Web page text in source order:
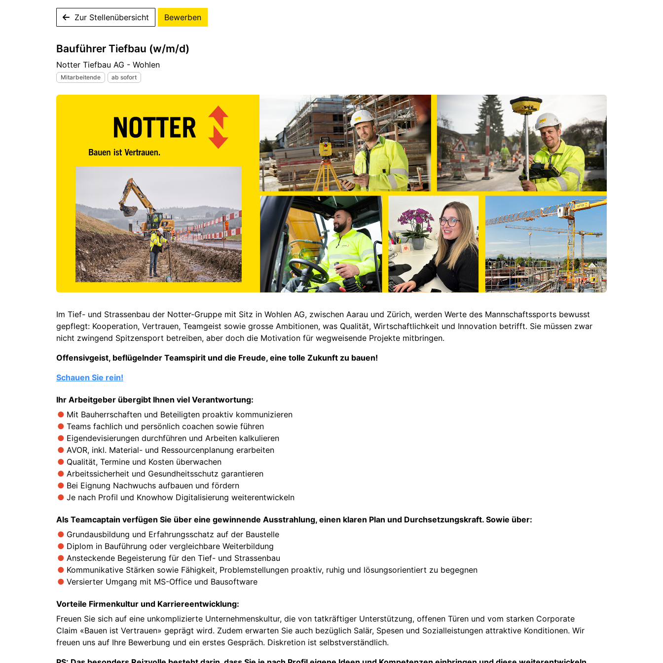
Zur Stellenübersicht Bewerben
Bauführer Tiefbau (w/m/d)
Notter Tiefbau AG - Wohlen
Mitarbeitende ab sofort
Im Tief- und Strassenbau der Notter-Gruppe mit Sitz in Wohlen AG, zwischen Aarau und Zürich, werden Werte des Mannschaftssports bewusst
gepflegt: Kooperation, Vertrauen, Teamgeist sowie grosse Ambitionen, was Qualität, Wirtschaftlichkeit und Innovation betrifft. Sie müssen zwar
nicht zwingend Spitzensport betreiben, aber doch die Motivation für wegweisende Projekte mitbringen.
Offensivgeist, beflügelnder Teamspirit und die Freude, eine tolle Zukunft zu bauen!
Schauen Sie rein!
Ihr Arbeitgeber übergibt Ihnen viel Verantwortung:
Mit Bauherrschaften und Beteiligten proaktiv kommunizieren
Teams fachlich und persönlich coachen sowie führen
Eigendevisierungen durchführen und Arbeiten kalkulieren
AVOR, inkl. Material- und Ressourcenplanung erarbeiten
Qualität, Termine und Kosten überwachen
Arbeitssicherheit und Gesundheitsschutz garantieren
Bei Eignung Nachwuchs aufbauen und fördern
Je nach Profil und Knowhow Digitalisierung weiterentwickeln
Als Teamcaptain verfügen Sie über eine gewinnende Ausstrahlung, einen klaren Plan und Durchsetzungskraft. Sowie über:
Grundausbildung und Erfahrungsschatz auf der Baustelle
Diplom in Bauführung oder vergleichbare Weiterbildung
Ansteckende Begeisterung für den Tief- und Strassenbau
Kommunikative Stärken sowie Fähigkeit, Problemstellungen proaktiv, ruhig und lösungsorientiert zu begegnen
Versierter Umgang mit MS-Office und Bausoftware
Vorteile Firmenkultur und Karriereentwicklung:
Freuen Sie sich auf eine unkomplizierte Unternehmenskultur, die von tatkräftiger Unterstützung, offenen Türen und vom starken Corporate
Claim «Bauen ist Vertrauen» geprägt wird. Zudem erwarten Sie auch bezüglich Salär, Spesen und Sozialleistungen attraktive Konditionen. Wir
freuen uns auf Ihre Bewerbung und ein erstes Gespräch. Diskretion ist selbstverständlich.